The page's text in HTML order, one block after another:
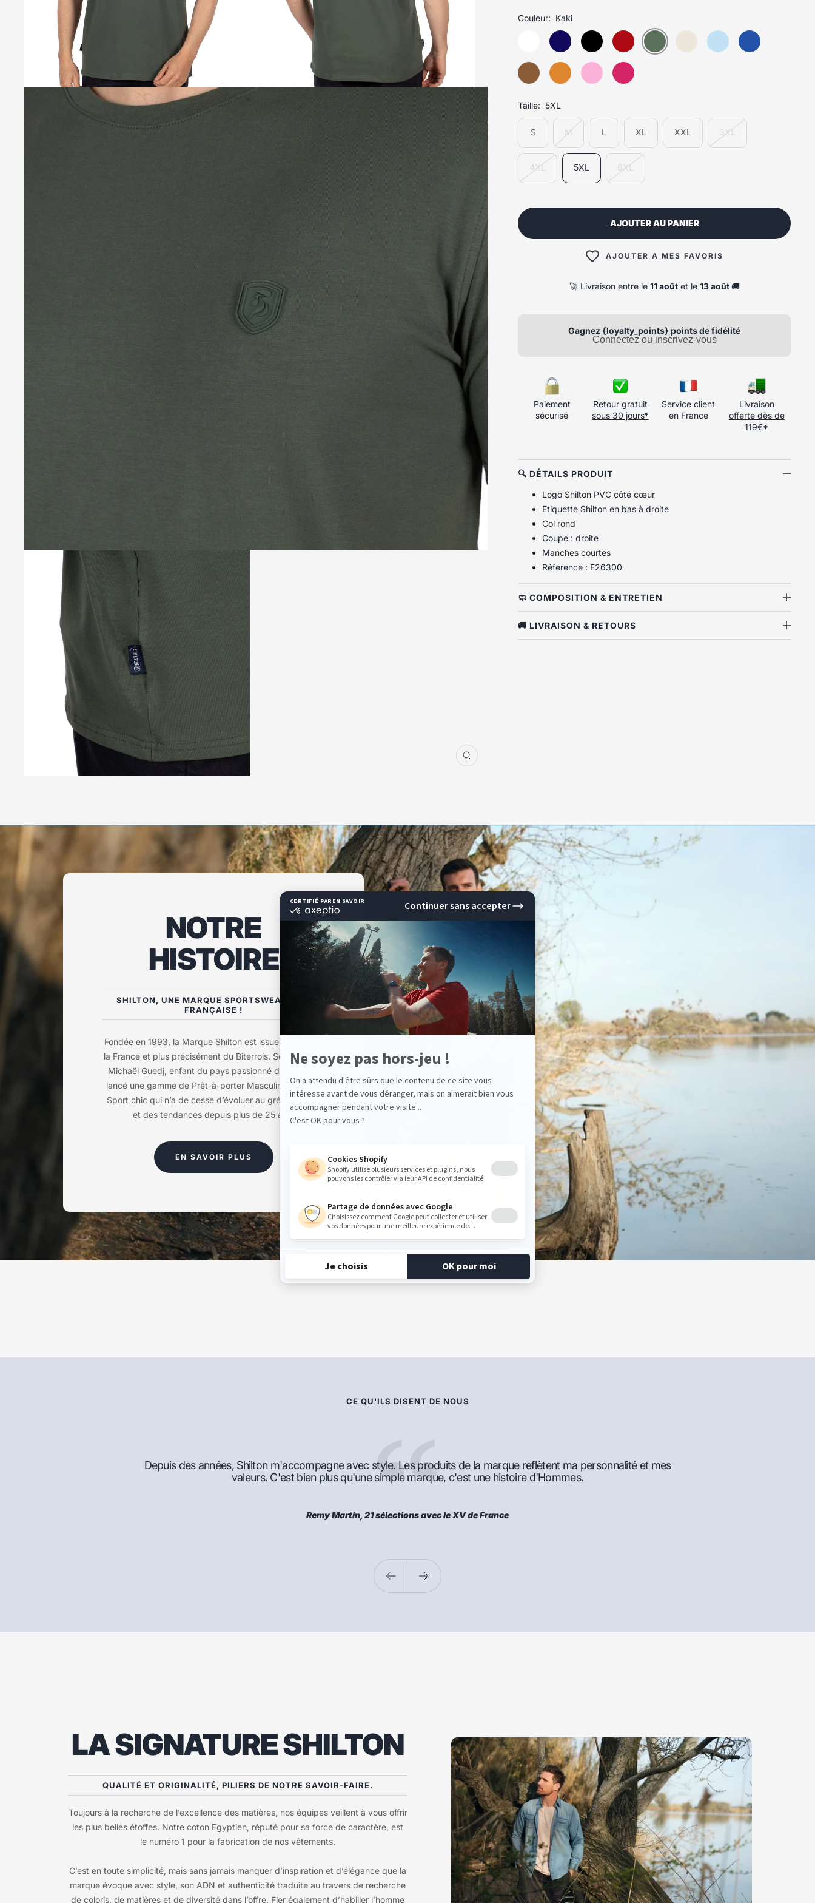
Zoom
Couleur: Kaki
Taille: 5XL
S M L XL XXL 3XL
4XL 5XL 6XL
AJOUTER AU PANIER
AJOUTER A MES FAVORIS
🚀 Livraison entre le 11 aoûtet le 13 août🚚
Gagnez {loyalty_points} points de fidélité
Connectez ou inscrivez-vous
Paiement
sécurisé
Retour gratuit
sous 30 jours*
Service client
en France
Livraison
offerte dès de
119€*
🔍 DÉTAILS PRODUIT
Logo Shilton PVC côté cœur
Etiquette Shilton en bas à droite
Col rond
Coupe : droite
Manches courtes
Référence : E26300
🧼 COMPOSITION & ENTRETIEN
🚚 LIVRAISON & RETOURS
NOTRE
HISTOIRE
SHILTON, UNE MARQUE SPORTSWEAR BIEN
FRANÇAISE !
Fondée en 1993, la Marque Shilton est issue du Sud de
la France et plus précisément du Biterrois. Son créateur
Michaël Guedj, enfant du pays passionné de sports a
lancé une gamme de Prêt-à-porter Masculine orientée
Sport chic qui n’a de cesse d’évoluer au gré du temps
et des tendances depuis plus de 25 ans.
EN SAVOIR PLUS
CE QU'ILS DISENT DE NOUS
Depuis des années, Shilton m'accompagne avec style. Les produits de la marque reflètent ma personnalité et mes
valeurs. C'est bien plus qu'une simple marque, c'est une histoire d'Hommes.
Remy Martin, 21 sélections avec le XV de France
PrécédentSuivant
LA SIGNATURE SHILTON
QUALITÉ ET ORIGINALITÉ, PILIERS DE NOTRE SAVOIR-FAIRE.
Toujours à la recherche de l’excellence des matières, nos équipes veillent à vous offrir
les plus belles étoffes. Notre coton Egyptien, réputé pour sa force de caractère, est
le numéro 1 pour la fabrication de nos vêtements.
C’est en toute simplicité, mais sans jamais manquer d’inspiration et d’élégance que la
marque évoque avec style, son ADN et authenticité traduite au travers de recherche
de coloris, de matières et de diversité dans l’offre. Fier également d’habiller l’homme